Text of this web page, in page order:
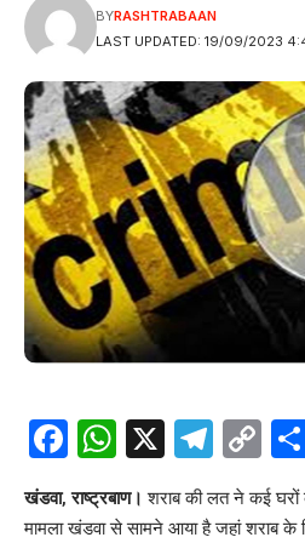
LAST UPDATED: 19/09/2023
BYRASHTRABAAN
Facebook
WhatsApp
X
खंडवा, राष्ट्रबाण। शराब की लत ने कई घरों
मामला खंडवा से सामने आया है जहां शराब के